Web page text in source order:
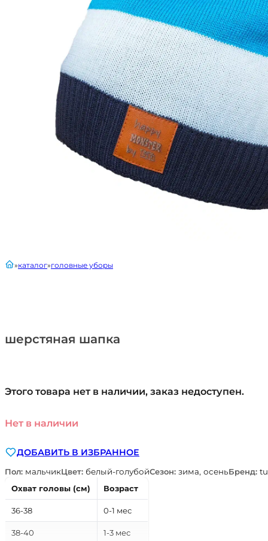
шерстяная шапка
главнаякаталог головные уборы
Этого товара нет в наличии, заказ недоступен.
Нет в наличии
ДОБАВИТЬ В ИЗБРАННОЕ
Пол: мальчикЦвет: белый-голубойСезон: зима, осеньБренд:
Охват головы (см)
Возраст
36-38 0-1 мес
38-40 1-3 мес